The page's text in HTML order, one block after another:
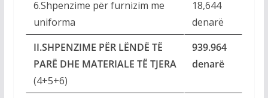
6.Shpenzime për furnizim me
uniforma
18,644
denarë
II.SHPENZIME PËR LËNDË TË
PARË DHE MATERIALE TË TJERA
(4+5+6)
939.964
denarë